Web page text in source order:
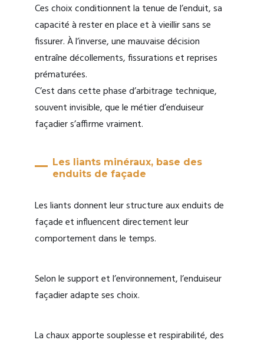
Ces choix conditionnent la tenue de l’enduit, sa
capacité à rester en place et à vieillir sans se
fissurer. À l’inverse, une mauvaise décision
entraîne décollements, fissurations et reprises
prématurées.
C’est dans cette phase d’arbitrage technique,
souvent invisible, que le métier d’enduiseur
façadier s’affirme vraiment.
Les liants minéraux, base des
enduits de façade
Les liants donnent leur structure aux enduits de
façade et influencent directement leur
comportement dans le temps.
Selon le support et l’environnement, l’enduiseur
façadier adapte ses choix.
La chaux apporte souplesse et respirabilité, des